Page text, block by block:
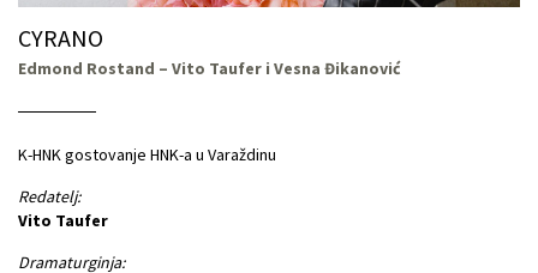
CYRANO
Edmond Rostand – Vito Taufer i Vesna Đikanović
K-HNK gostovanje HNK-a u Varaždinu
Redatelj:
Vito Taufer
Dramaturginja: